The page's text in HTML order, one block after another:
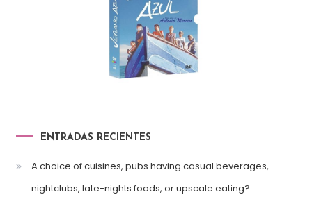
ENTRADAS RECIENTES
A choice of cuisines, pubs having casual beverages,
nightclubs, late-nights foods, or upscale eating?